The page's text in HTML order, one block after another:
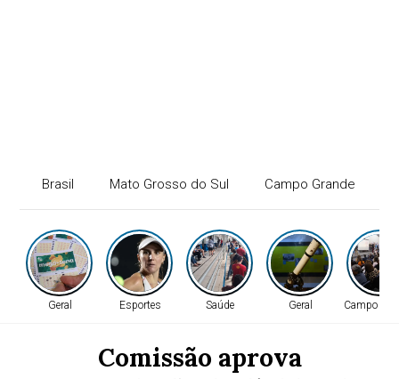
Brasil Mato Grosso do Sul Campo Grande
Geral Esportes Saúde Geral Campo
Comissão aprova